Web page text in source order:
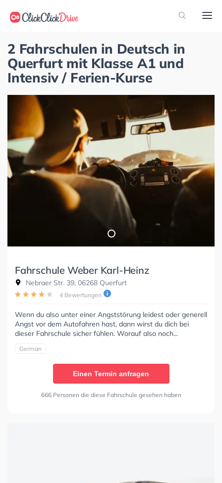
2 Fahrschulen in Deutsch in
Querfurt mit Klasse A1 und
Intensiv / Ferien-Kurse
Fahrschule Weber Karl-Heinz
Nebraer Str. 39, 06268 Querfurt
4 Bewertungen
Wenn du also unter einer Angststörung leidest oder generell
Angst vor dem Autofahren hast, dann wirst du dich bei
dieser Fahrschule sicher fühlen. Worauf also noch...
German
Einen Termin anfragen
666 Personen die diese Fahrschule gesehen haben